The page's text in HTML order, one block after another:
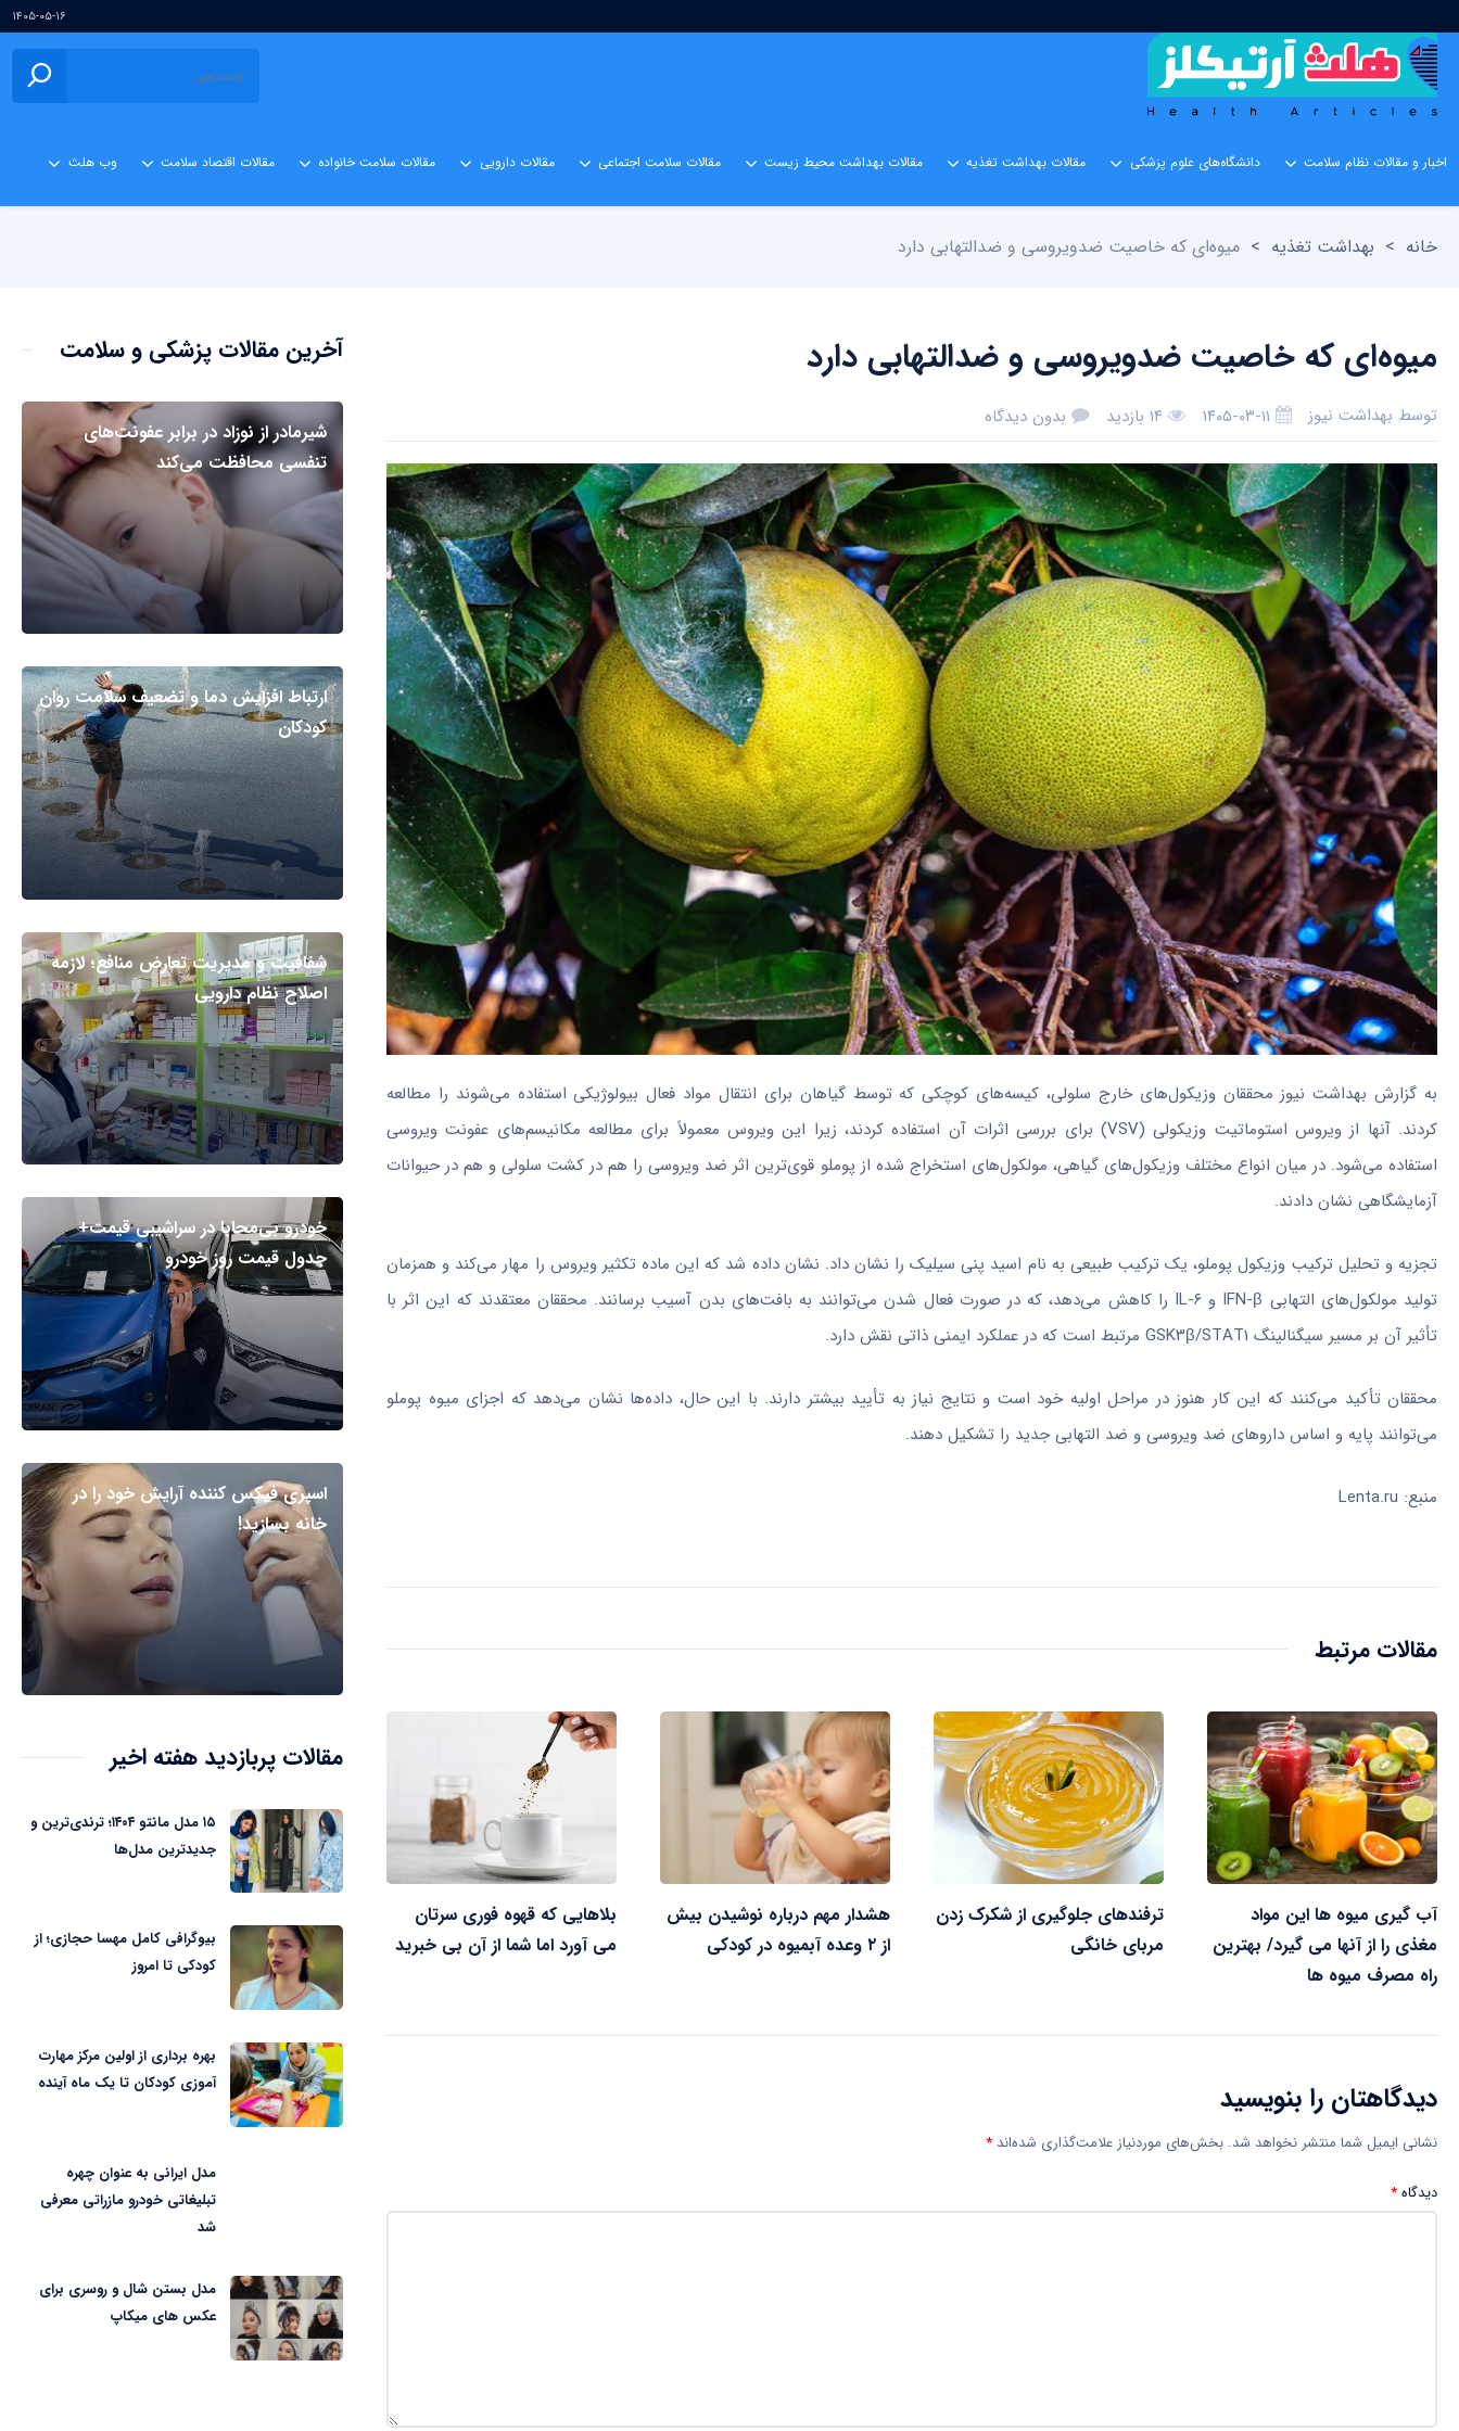
۱۴۰۵-۰۵-۱۶
اخبار و مقالات نظام سلامت دانشگاه‌های علوم پزشکی مقالات بهداشت تغذیه مقالات بهداشت محیط زیست مقالات سلامت اجتماعی مقالات دارویی مقالات سلامت خانواده مقالات اقتصاد سلامت وب هلث
خانه > بهداشت تغذیه > میوه‌ای که خاصیت ضدویروسی و ضدالتهابی دارد
میوه‌ای که خاصیت ضدویروسی و ضدالتهابی دارد
توسط بهداشت نیوز ۱۴۰۵-۰۳-۱۱ ۱۴ بازدید بدون دیدگاه
به گزارش بهداشت نیوز محققان وزیکول‌های خارج سلولی، کیسه‌های کوچکی که توسط گیاهان برای انتقال مواد فعال بیولوژیکی استفاده می‌شوند را مطالعه
کردند. آنها از ویروس استوماتیت وزیکولی (VSV) برای بررسی اثرات آن استفاده کردند، زیرا این ویروس معمولاً برای مطالعه مکانیسم‌های عفونت ویروسی
استفاده می‌شود. در میان انواع مختلف وزیکول‌های گیاهی، مولکول‌های استخراج شده از پوملو قوی‌ترین اثر ضد ویروسی را هم در کشت سلولی و هم در حیوانات
آزمایشگاهی نشان دادند.
تجزیه و تحلیل ترکیب وزیکول پوملو، یک ترکیب طبیعی به نام اسید پنی سیلیک را نشان داد. نشان داده شد که این ماده تکثیر ویروس را مهار می‌کند و همزمان
تولید مولکول‌های التهابی IFN-β و IL-۶ را کاهش می‌دهد، که در صورت فعال شدن می‌توانند به بافت‌های بدن آسیب برسانند. محققان معتقدند که این اثر با
تأثیر آن بر مسیر سیگنالینگ GSK۳β/STAT۱ مرتبط است که در عملکرد ایمنی ذاتی نقش دارد.
محققان تأکید می‌کنند که این کار هنوز در مراحل اولیه خود است و نتایج نیاز به تأیید بیشتر دارند. با این حال، داده‌ها نشان می‌دهد که اجزای میوه پوملو
می‌توانند پایه و اساس دارو‌های ضد ویروسی و ضد التهابی جدید را تشکیل دهند.
منبع: Lenta.ru
مقالات مرتبط
آب گیری میوه ها این مواد
مغذی را از آنها می گیرد/ بهترین
راه مصرف میوه ها
ترفندهای جلوگیری از شکرک زدن
مربای خانگی
هشدار مهم درباره نوشیدن بیش
از ۲ وعده آبمیوه در کودکی
بلاهایی که قهوه فوری سرتان
می آورد اما شما از آن بی خبرید
دیدگاهتان را بنویسید
نشانی ایمیل شما منتشر نخواهد شد. بخش‌های موردنیاز علامت‌گذاری شده‌اند *
دیدگاه*
آخرین مقالات پزشکی و سلامت
شیرمادر از نوزاد در برابر عفونت‌های
تنفسی محافظت می‌کند
ارتباط افزایش دما و تضعیف سلامت روان
کودکان
شفافیت و مدیریت تعارض منافع؛ لازمه
اصلاح نظام دارویی
خودرو بی‌محابا در سراشیبی قیمت+
جدول قیمت روز خودرو
اسپری فیکس کننده آرایش خود را در
خانه بسازید!
مقالات پربازدید هفته اخیر
۱۵ مدل مانتو ۱۴۰۴؛ ترندی‌ترین و
جدیدترین مدل‌ها
بیوگرافی کامل مهسا حجازی؛ از
کودکی تا امروز
بهره برداری از اولین مرکز مهارت
آموزی کودکان تا یک ماه آینده
مدل ایرانی به عنوان چهره
تبلیغاتی خودرو مازراتی معرفی
شد
مدل بستن شال و روسری برای
عکس های میکاپ